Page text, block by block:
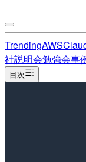
TrendingAWS
社説明会勉強会事
目次